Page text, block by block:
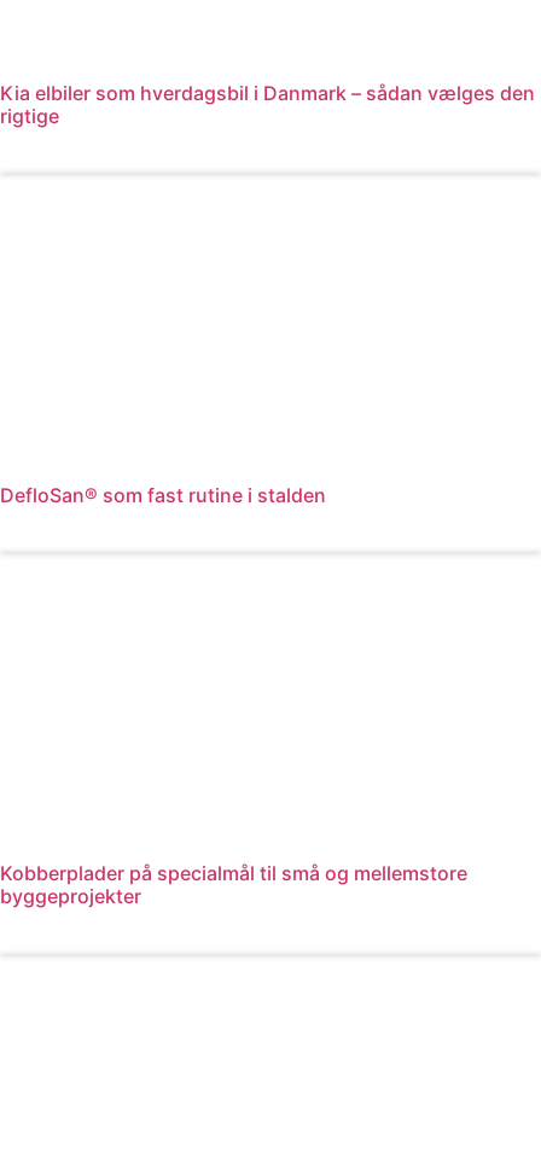
Kia elbiler som hverdagsbil i Danmark – sådan vælges den
rigtige
DefloSan® som fast rutine i stalden
Kobberplader på specialmål til små og mellemstore
byggeprojekter